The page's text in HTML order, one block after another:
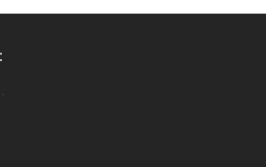
compte